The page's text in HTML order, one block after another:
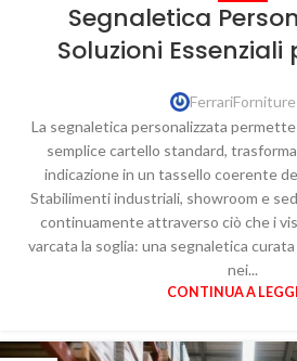
Segnaletica
Soluzioni Essenziali
FerrariForniture
La segnaletica personalizzata
semplice cartello standard,
indicazione in un tassello coerente
Stabilimenti industriali, showroom e
continuamente attraverso ciò che i
varcata la soglia: una segnaletica
nei...
CONTINUA A